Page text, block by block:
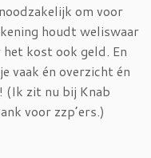
om voor
houdt weliswaar
kost ook geld. En
vaak én overzicht én
(Ik zit nu bij Knab
voor zzp’ers.)